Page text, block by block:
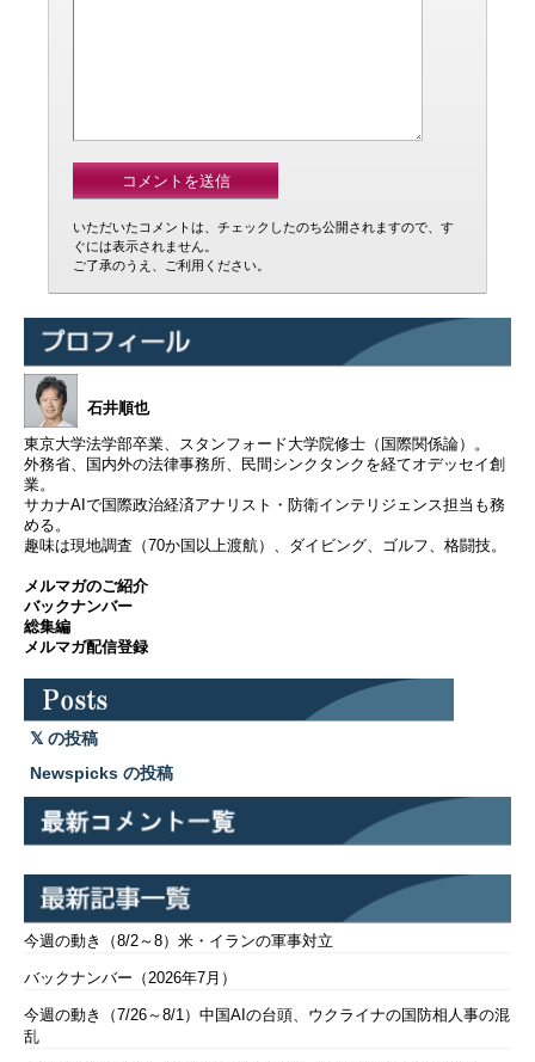
いただいたコメントは、チェックしたのち公開されますので、す
ぐには表示されません。
ご了承のうえ、ご利用ください。
石井順也
東京大学法学部卒業、スタンフォード大学院修士（国際関係論）。
外務省、国内外の法律事務所、民間シンクタンクを経てオデッセイ創
業。
サカナAIで国際政治経済アナリスト・防衛インテリジェンス担当も務
める。
趣味は現地調査（70か国以上渡航）、ダイビング、ゴルフ、格闘技。
メルマガのご紹介
バックナンバー
総集編
メルマガ配信登録
の投稿
Newspicks の投稿
今週の動き（8/2～8）米・イランの軍事対立
バックナンバー（2026年7月）
今週の動き（7/26～8/1）中国AIの台頭、ウクライナの国防相人事の混
乱